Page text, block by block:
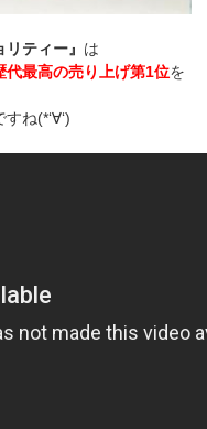
リティー』 は
代最高の売り上げ第1位を
ね(*‘∀‘)